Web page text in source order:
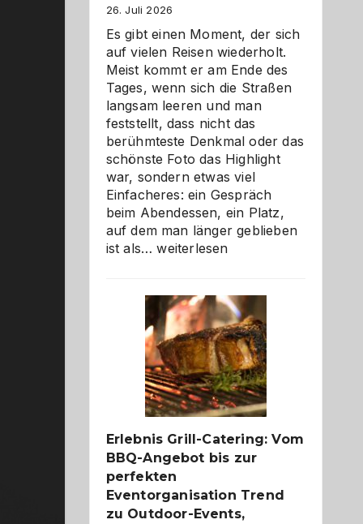
26. Juli 2026
Es gibt einen Moment, der sich
auf vielen Reisen wiederholt.
Meist kommt er am Ende des
Tages, wenn sich die Straßen
langsam leeren und man
feststellt, dass nicht das
berühmteste Denkmal oder das
schönste Foto das Highlight
war, sondern etwas viel
Einfacheres: ein Gespräch
beim Abendessen, ein Platz,
auf dem man länger geblieben
ist als…Als
die
Gelegenheit,
neue
Reiseziele
zu
entdecken
weiterlesen
Erlebnis Grill-Catering: Vom
BBQ-Angebot bis zur
perfekten
Eventorganisation Trend
zu Outdoor-Events,